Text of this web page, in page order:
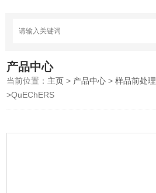
产品中心
当前位置： 主页 > 产品中心 >样品前处理
>QuEChERS